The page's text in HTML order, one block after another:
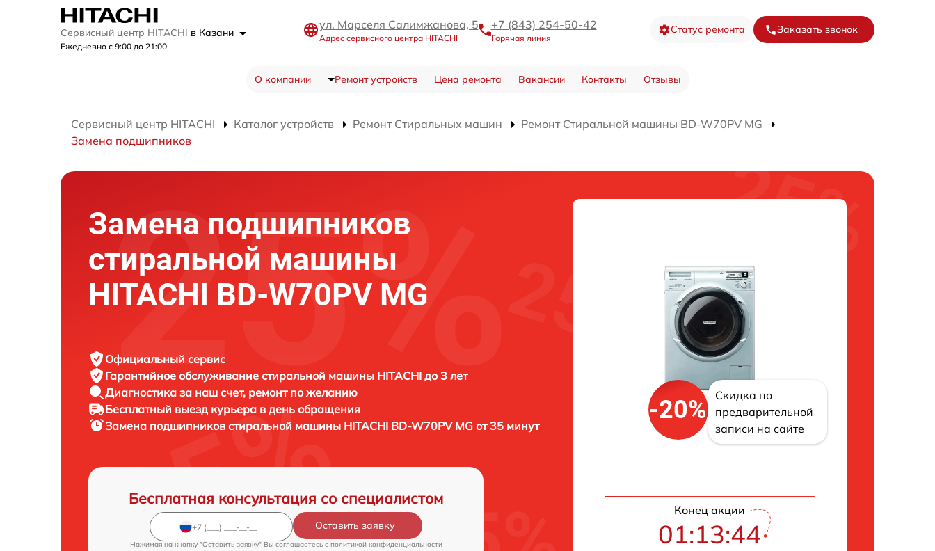
Сервисный центр HITACHI в Казани
Ежедневно с 9:00 до 21:00
ул. Марселя Салимжанова, 5
Адрес сервисного центра HITACHI
+7 (843) 254-50-42
Горячая линия
Статус ремонта Заказать звонок
О компании Ремонт устройств Цена ремонта Вакансии Контакты Отзывы
Сервисный центр HITACHI Каталог устройств Ремонт Стиральных машин
Ремонт Стиральной машины BD-W70PV MG
Замена подшипников
Замена подшипников
стиральной машины
HITACHI BD-W70PV MG
Официальный сервис
Гарантийное обслуживание стиральной машины HITACHI до 3 лет
Диагностика за наш счет, ремонт по желанию
Бесплатный выезд курьера в день обращения
Замена подшипников стиральной машины HITACHI BD-W70PV MG от 35 минут
Бесплатная консультация со специалистом
Оставить заявку
Нажимая на кнопку "Оставить заявку" Вы соглашаетесь c политикой конфиденциальности
-20%
Скидка по
предварительной
записи на сайте
Конец акции
01:13:43